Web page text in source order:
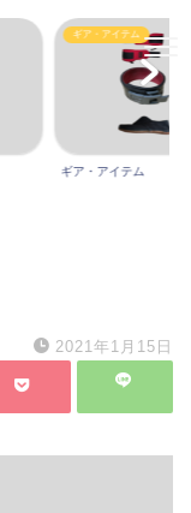
ギア・アイテム
ギア・アイテム
2021年1月15日